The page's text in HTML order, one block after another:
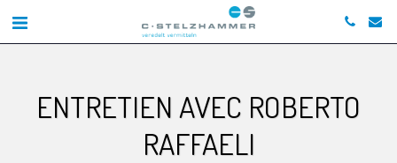
ENTRETIEN AVEC ROBERTO
RAFFAELI